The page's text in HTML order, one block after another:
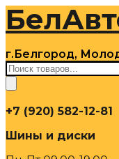
Перейти
содержимому
г.Белгород,
Поиск
товаров
+7 (920) 582-12-81
Шины и диски